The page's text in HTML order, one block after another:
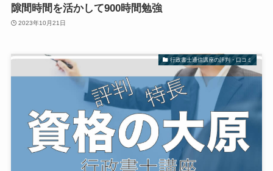
隙間時間を活かして900時間勉強
2023年10月21日
行政書士通信講座の評判・口コミ